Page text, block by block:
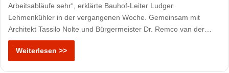
Arbeitsabläufe sehr“, erklärte Bauhof-Leiter Ludger
Lehmenkühler in der vergangenen Woche. Gemeinsam mit
Architekt Tassilo Nolte und Bürgermeister Dr. Remco van der…
Weiterlesen >>